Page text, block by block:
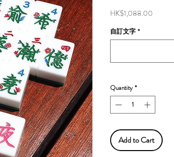
HK$1,088.00
自訂文字 *
Quantity *
Add to Cart